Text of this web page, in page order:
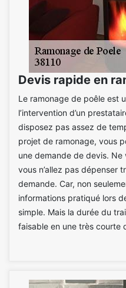
Devis rapide en
Le ramonage de poêle est
l’intervention d’un
disposez pas assez de
projet de ramonage, vous
une demande de devis.
vous n’allez pas dépenser
demande. Car, non
informations pratiqué lors
simple. Mais la durée du
faisable en une très courte